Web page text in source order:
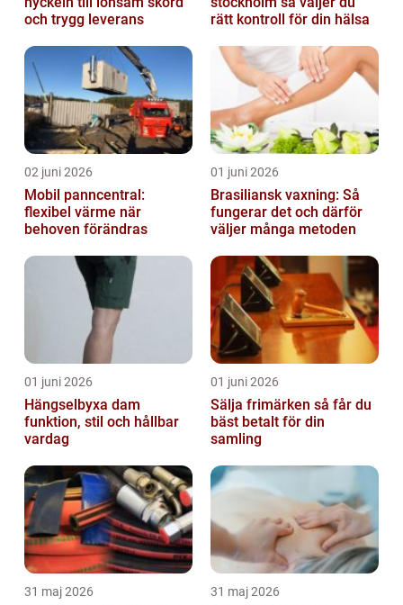
och trygg leverans
rätt kontroll för din hälsa
02 juni 2026
Mobil panncentral:
flexibel värme när
behoven förändras
01 juni 2026
Brasiliansk vaxning: Så
fungerar det och därför
väljer många metoden
01 juni 2026
Hängselbyxa dam
funktion, stil och hållbar
vardag
01 juni 2026
Sälja frimärken så får du
bäst betalt för din
samling
31 maj 2026 31 maj 2026